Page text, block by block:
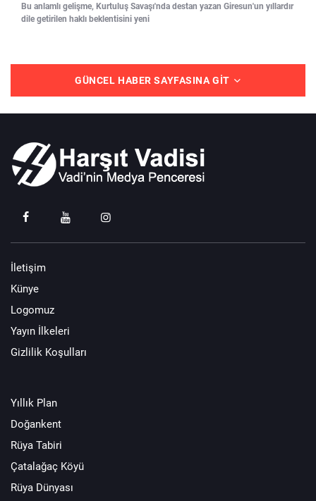
Bu anlamlı gelişme, Kurtuluş Savaşı'nda destan yazan Giresun'un yıllardır
dile getirilen haklı beklentisini yeni
GÜNCEL HABER SAYFASINA GIT
İletişim
Künye
Logomuz
Yayın İlkeleri
Gizlilik Koşulları
Yıllık Plan
Doğankent
Rüya Tabiri
Çatalağaç Köyü
Rüya Dünyası